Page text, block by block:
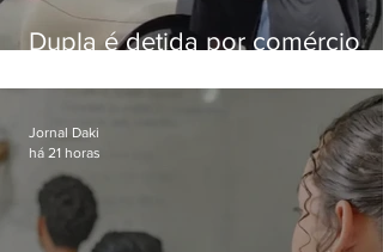
Dupla é detida por comércio
Bangu
Jornal Daki
há 21 horas